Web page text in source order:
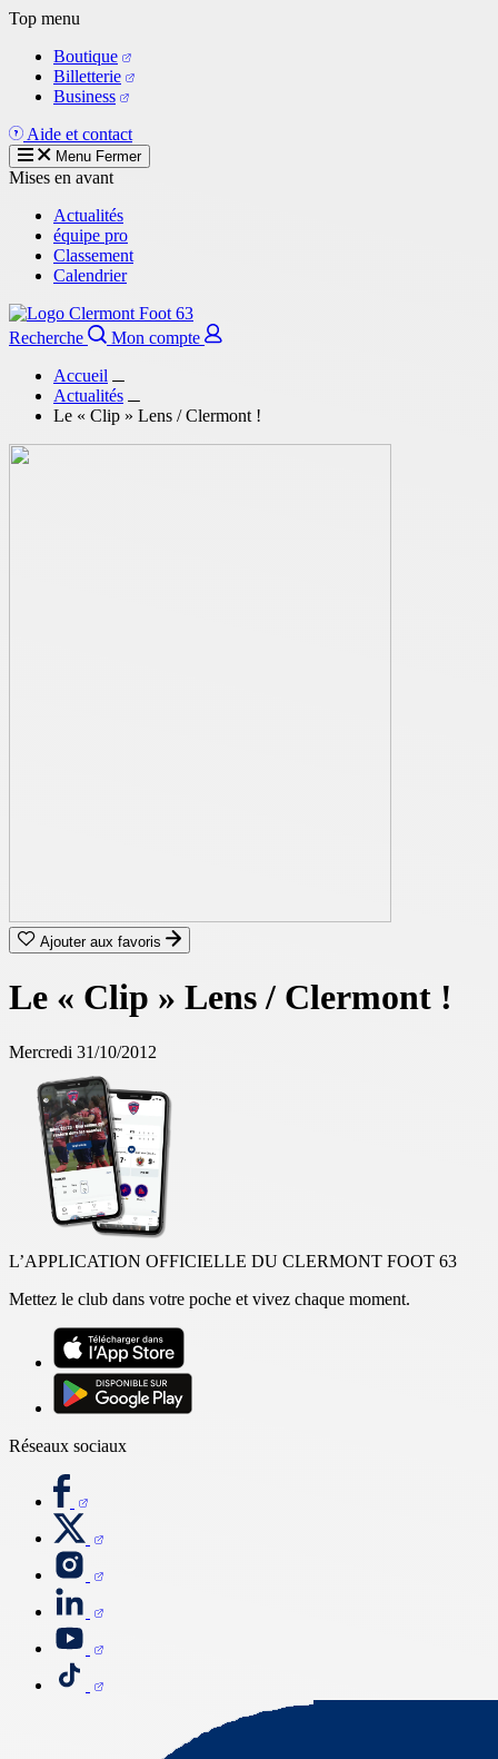
Aller
contenu
principal
Top menu
Boutique
Billetterie
Business
Aide et contact
Menu Fermer
Mises en avant
Actualités
équipe pro
Classement
Calendrier
Recherche
Mon compte
Accueil
Actualités
Le « Clip » Lens / Clermont !
Ajouter aux favoris
Le « Clip » Lens / Clermont !
Mercredi 31/10/2012
L’APPLICATION OFFICIELLE DU CLERMONT FOOT 63
Mettez le club dans votre poche et vivez chaque moment.
Réseaux sociaux